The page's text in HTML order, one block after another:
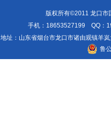
版权所有©2011 龙口
手机：18653527199 QQ：
地址：山东省烟台市龙口市诸由观镇
鲁